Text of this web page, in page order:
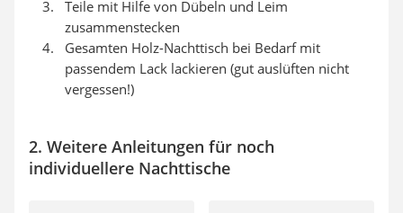
Teile mit Hilfe von Dübeln und Leim
zusammenstecken
Gesamten Holz-Nachttisch bei Bedarf mit
passendem Lack lackieren (gut auslüften nicht
vergessen!)
2. Weitere Anleitungen für noch
individuellere Nachttische